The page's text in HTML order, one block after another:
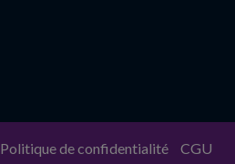
Politique de confidentialité CGU